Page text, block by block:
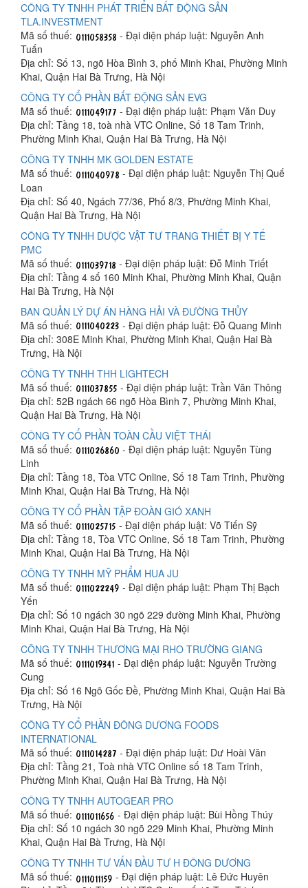
CÔNG TY TNHH PHÁT TRIỂN BẤT ĐỘNG SẢN
TLA.INVESTMENT
Mã số thuế:
- Đại diện pháp luật: Nguyễn Anh
Tuấn
Địa chỉ: Số 13, ngõ Hòa Bình 3, phố Minh Khai, Phường Minh
Khai, Quận Hai Bà Trưng, Hà Nội
CÔNG TY CỔ PHẦN BẤT ĐỘNG SẢN EVG
Mã số thuế:
- Đại diện pháp luật: Phạm Văn Duy
Địa chỉ: Tầng 18, toà nhà VTC Online, Số 18 Tam Trinh,
Phường Minh Khai, Quận Hai Bà Trưng, Hà Nội
CÔNG TY TNHH MK GOLDEN ESTATE
Mã số thuế:
- Đại diện pháp luật: Nguyễn Thị Quế
Loan
Địa chỉ: Số 40, Ngách 77/36, Phố 8/3, Phường Minh Khai,
Quận Hai Bà Trưng, Hà Nội
CÔNG TY TNHH DƯỢC VẬT TƯ TRANG THIẾT BỊ Y TẾ
PMC
Mã số thuế:
- Đại diện pháp luật: Đỗ Minh Triết
Địa chỉ: Tầng 4 số 160 Minh Khai, Phường Minh Khai, Quận
Hai Bà Trưng, Hà Nội
BAN QUẢN LÝ DỰ ÁN HÀNG HẢI VÀ ĐƯỜNG THỦY
Mã số thuế:
- Đại diện pháp luật: Đỗ Quang Minh
Địa chỉ: 308E Minh Khai, Phường Minh Khai, Quận Hai Bà
Trưng, Hà Nội
CÔNG TY TNHH THH LIGHTECH
Mã số thuế:
- Đại diện pháp luật: Trần Văn Thông
Địa chỉ: 52B ngách 66 ngõ Hòa Bình 7, Phường Minh Khai,
Quận Hai Bà Trưng, Hà Nội
CÔNG TY CỔ PHẦN TOÀN CẦU VIỆT THÁI
Mã số thuế:
- Đại diện pháp luật: Nguyễn Tùng
Linh
Địa chỉ: Tầng 18, Tòa VTC Online, Số 18 Tam Trinh, Phường
Minh Khai, Quận Hai Bà Trưng, Hà Nội
CÔNG TY CỔ PHẦN TẬP ĐOÀN GIÓ XANH
Mã số thuế:
- Đại diện pháp luật: Võ Tiến Sỹ
Địa chỉ: Tầng 18, Tòa VTC Online, Số 18 Tam Trinh, Phường
Minh Khai, Quận Hai Bà Trưng, Hà Nội
CÔNG TY TNHH MỸ PHẨM HUA JU
Mã số thuế:
- Đại diện pháp luật: Phạm Thị Bạch
Yến
Địa chỉ: Số 10 ngách 30 ngõ 229 đường Minh Khai, Phường
Minh Khai, Quận Hai Bà Trưng, Hà Nội
CÔNG TY TNHH THƯƠNG MẠI RHO TRƯỜNG GIANG
Mã số thuế:
- Đại diện pháp luật: Nguyễn Trường
Cung
Địa chỉ: Số 16 Ngõ Gốc Đề, Phường Minh Khai, Quận Hai Bà
Trưng, Hà Nội
CÔNG TY CỔ PHẦN ĐÔNG DƯƠNG FOODS
INTERNATIONAL
Mã số thuế:
- Đại diện pháp luật: Dư Hoài Văn
Địa chỉ: Tầng 21, Toà nhà VTC Online số 18 Tam Trinh,
Phường Minh Khai, Quận Hai Bà Trưng, Hà Nội
CÔNG TY TNHH AUTOGEAR PRO
Mã số thuế:
- Đại diện pháp luật: Bùi Hồng Thúy
Địa chỉ: Số 10 ngách 30 ngõ 229 Minh Khai, Phường Minh
Khai, Quận Hai Bà Trưng, Hà Nội
CÔNG TY TNHH TƯ VẤN ĐẦU TƯ H ĐÔNG DƯƠNG
Mã số thuế:
- Đại diện pháp luật: Lê Đức Huyên